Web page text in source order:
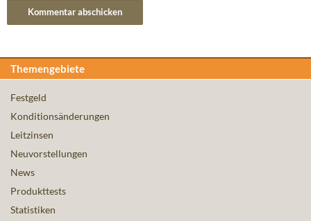
Themengebiete
Festgeld
Konditionsänderungen
Leitzinsen
Neuvorstellungen
News
Produkttests
Statistiken